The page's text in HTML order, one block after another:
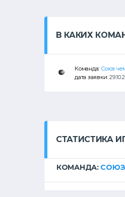
В КАКИХ
Команда: Союз
дата заявки:
СТАТИСТИКА
КОМАНДА: